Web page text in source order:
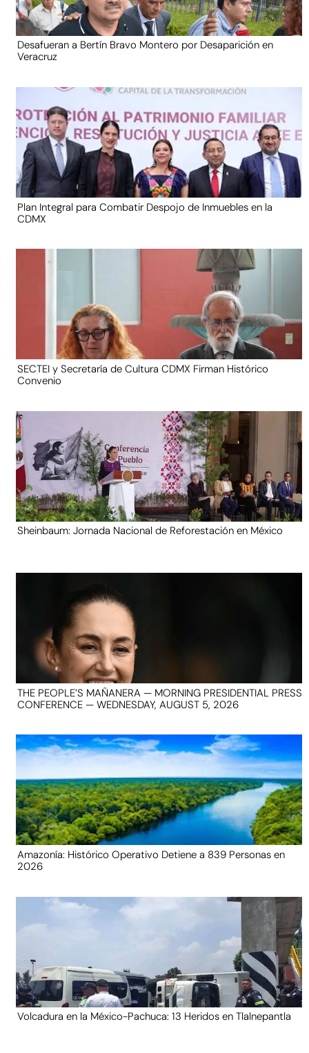
Desafueran a Bertín Bravo Montero por Desaparición en
Veracruz
Plan Integral para Combatir Despojo de Inmuebles en la
CDMX
SECTEI y Secretaría de Cultura CDMX Firman Histórico
Convenio
Sheinbaum: Jornada Nacional de Reforestación en México
THE PEOPLE’S MAÑANERA — MORNING PRESIDENTIAL PRESS
CONFERENCE — WEDNESDAY, AUGUST 5, 2026
Amazonía: Histórico Operativo Detiene a 839 Personas en
2026
Volcadura en la México-Pachuca: 13 Heridos en Tlalnepantla